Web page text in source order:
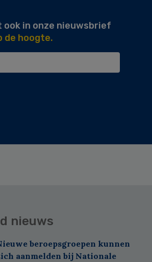
in onze nieuwsbrief
de hoogte.
nieuws
beroepsgroepen kunnen
aanmelden bij Nationale